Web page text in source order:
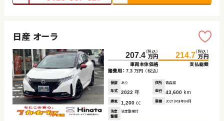
日産 オーラ
207.4（税込）
万円
車両本体価格
214.7（税込）
万円
支払総額
諸費用： 7.3 万円 （税込）
保証 あり 住所
青森県
年式
2022 年 走行 43,600 km
排気 1,200 cc 車検 2027(R9)年04月
法定
整備
法定整備付